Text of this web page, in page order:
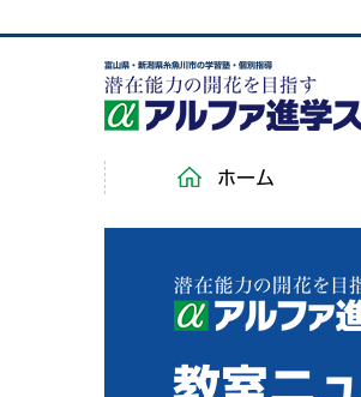
富山県・新潟県糸魚川市の学習塾・個別指導
ホーム
教室ニ